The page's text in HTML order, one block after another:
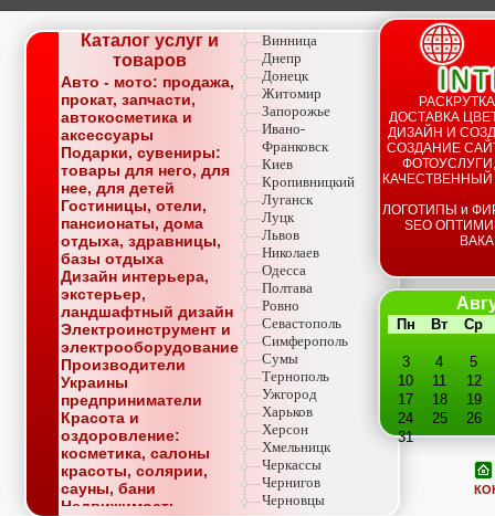
Каталог услуг и
товаров
Авто - мото: продажа,
прокат, запчасти,
автокосметика и
аксессуары
Подарки, сувениры:
товары для него, для
нее, для детей
Гостиницы, отели,
пансионаты, дома
отдыха, здравницы,
базы отдыха
Дизайн интерьера,
экстерьер,
ландшафтный дизайн
Электроинструмент и
электрооборудование
Производители
Украины
предприниматели
Красота и
оздоровление:
косметика, салоны
красоты, солярии,
сауны, бани
Недвижимость,
Винница
Днепр
Донецк
Житомир
Запорожье
Ивано-
Франковск
Киев
Кропивницкий
Луганск
Луцк
Львов
Николаев
Одесса
Полтава
Ровно
Севастополь
Симферополь
Сумы
Тернополь
Ужгород
Харьков
Херсон
Хмельницк
Черкассы
Чернигов
Черновцы
ДОСТАВКА
ДИЗАЙН И
СОЗДАНИЕ
ЛОГОТИПЫ и
SEO
Пн Вт Ср
3 4
5
10
11
12
17
18
19
24
25
26
31